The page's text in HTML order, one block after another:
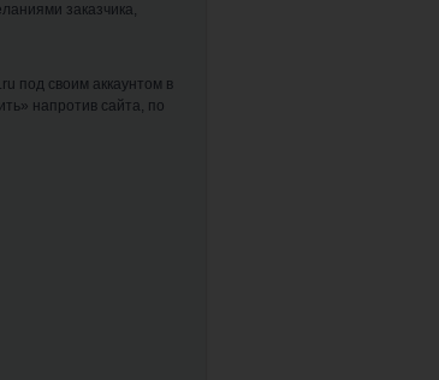
заказчика,
под своим аккаунтом в
напротив сайта, по